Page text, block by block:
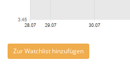
Zur Watchlist hinzufügen